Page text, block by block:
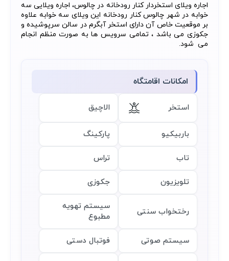
اجاره ویلای استخردار کنار رودخانه در چالوس، اجاره ویلایی سه
خوابه در شهر چالوس کنار رودخانه این ویلای سه خوابه علاوه
بر موقعیت خاص آن دارای استخر آبگرم در سالن سرپوشیده و
جکوزی می باشد ، تمامی سرویس ها به صورت منظم انجام
می شود.
امکانات اقامتگاه
استخر الاچیق
باربیکیو پارکینگ
تاب تراس
تلویزیون جکوزی
رختخواب سنتی
سیستم تهویه
مطبوع
سیستم صوتی فوتبال دستی